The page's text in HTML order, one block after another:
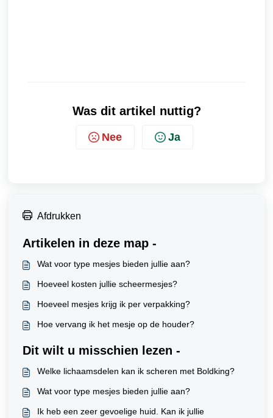
Was dit artikel nuttig?
Nee Ja
Afdrukken
Artikelen in deze map -
Wat voor type mesjes bieden jullie aan?
Hoeveel kosten jullie scheermesjes?
Hoeveel mesjes krijg ik per verpakking?
Hoe vervang ik het mesje op de houder?
Dit wilt u misschien lezen -
Welke lichaamsdelen kan ik scheren met Boldking?
Wat voor type mesjes bieden jullie aan?
Ik heb een zeer gevoelige huid. Kan ik jullie